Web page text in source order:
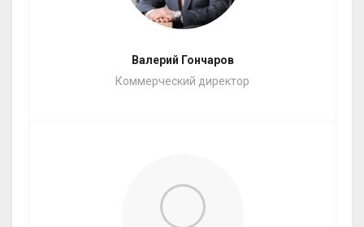
Валерий Гончаров
Коммерческий директор